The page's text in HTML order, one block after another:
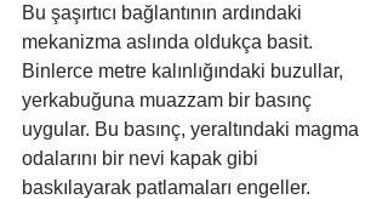
Bu şaşırtıcı bağlantının ardındaki
mekanizma aslında oldukça basit.
Binlerce metre kalınlığındaki buzullar,
yerkabuğuna muazzam bir basınç
uygular. Bu basınç, yeraltındaki magma
odalarını bir nevi kapak gibi
baskılayarak patlamaları engeller.